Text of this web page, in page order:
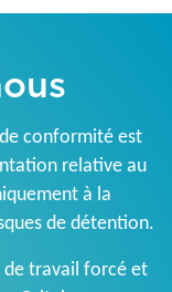
conformité est
relative au
à la
de détention.
de travail forcé et